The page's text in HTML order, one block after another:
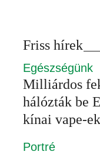
Friss hírek
Egészségünk
Milliárdos
hálózták be
kínai vape-ek
Portré